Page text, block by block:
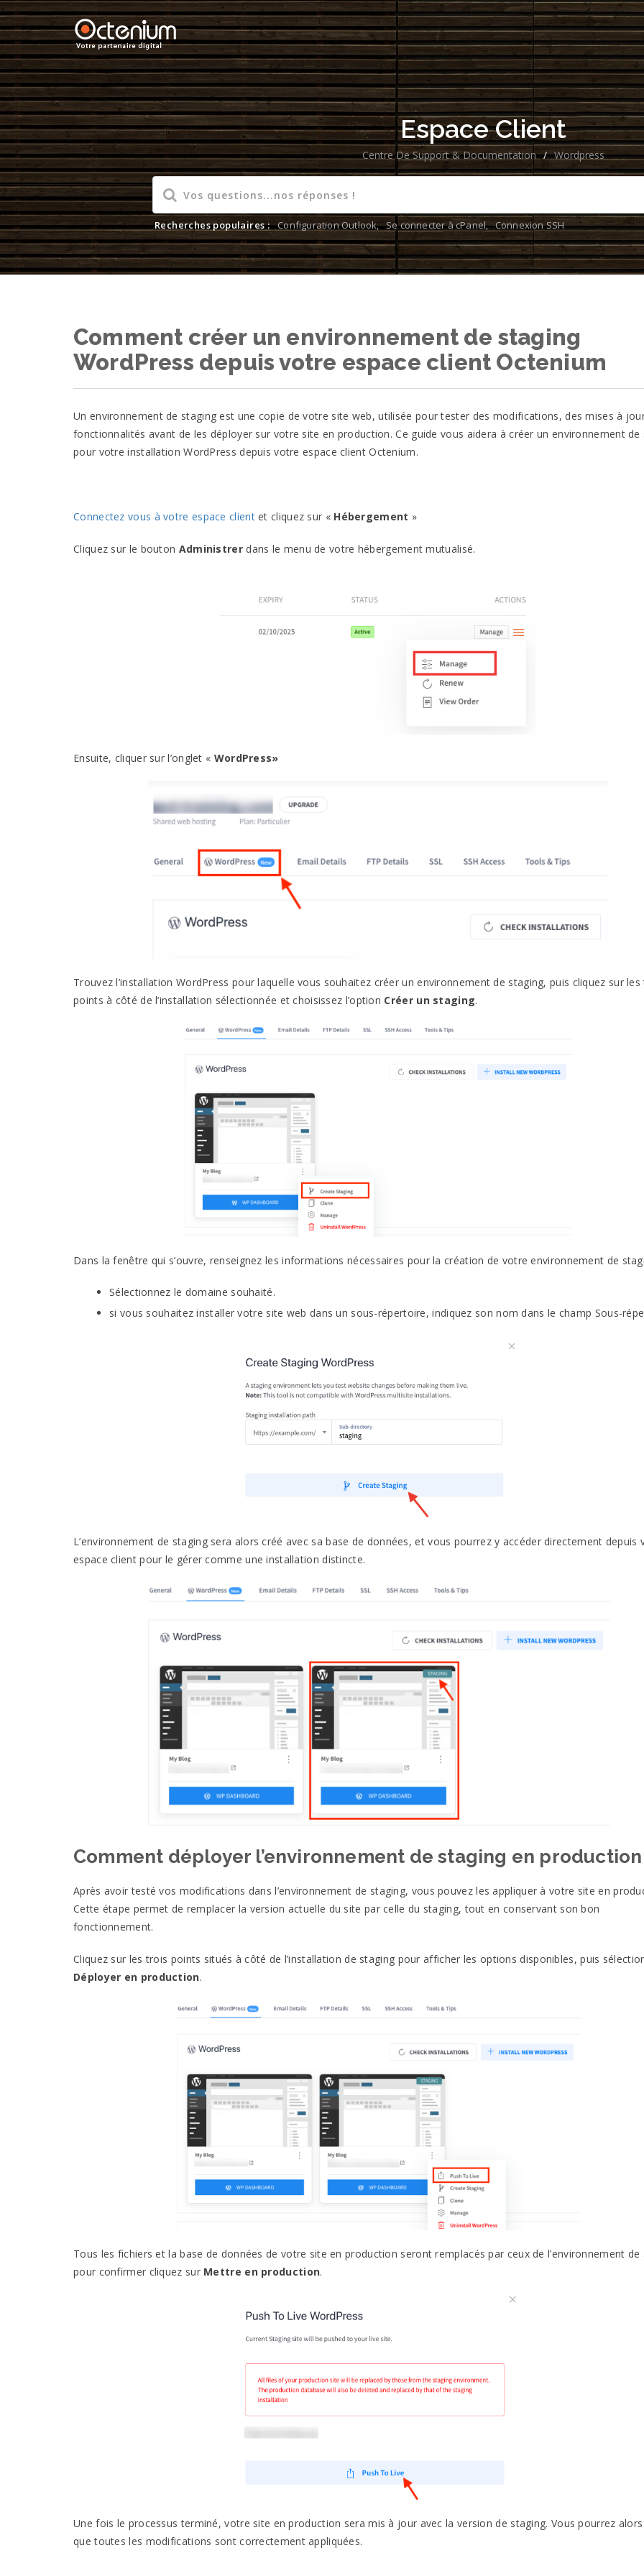
Espace Client
Centre De Support & Documentation / Wordpress
Recherches populaires : Configuration Outlook, Se connecter à cPanel, Connexion SSH
Comment créer un environnement de staging
WordPress depuis votre espace client Octenium
Un environnement de staging est une copie de votre site web, utilisée pour tester des modifications, des mises à
fonctionnalités avant de les déployer sur votre site en production. Ce guide vous aidera à créer un environnement de
pour votre installation WordPress depuis votre espace client Octenium.
Connectez vous à votre espace clientet cliquez sur « Hébergement »
Cliquez sur le bouton Administrer dans le menu de votre hébergement mutualisé.
Ensuite, cliquer sur l’onglet « WordPress»
Trouvez l’installation WordPress pour laquelle vous souhaitez créer un environnement de staging, puis cliquez sur les
points à côté de l’installation sélectionnée et choisissez l’option Créer un staging.
Dans la fenêtre qui s’ouvre, renseignez les informations nécessaires pour la création de votre environnement de
Sélectionnez le domaine souhaité.
si vous souhaitez installer votre site web dans un sous-répertoire, indiquez son nom dans le champ Sous-
L’environnement de staging sera alors créé avec sa base de données, et vous pourrez y accéder directement depuis
espace client pour le gérer comme une installation distincte.
Comment déployer l’environnement de staging en production
Après avoir testé vos modifications dans l’environnement de staging, vous pouvez les appliquer à votre site en
Cette étape permet de remplacer la version actuelle du site par celle du staging, tout en conservant son bon
fonctionnement.
Cliquez sur les trois points situés à côté de l’installation de staging pour afficher les options disponibles, puis
Déployer en production.
Tous les fichiers et la base de données de votre site en production seront remplacés par ceux de l’environnement de
pour confirmer cliquez sur Mettre en production.
Une fois le processus terminé, votre site en production sera mis à jour avec la version de staging. Vous pourrez
que toutes les modifications sont correctement appliquées.